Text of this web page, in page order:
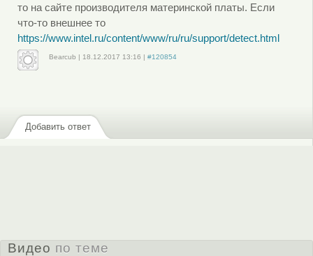
то на сайте производителя материнской платы. Если
что-то внешнее то
https://www.intel.ru/content/www/ru/ru/support/detect.html
Bearcub | 18.12.2017 13:16 | #120854
Добавить ответ
Видео по теме